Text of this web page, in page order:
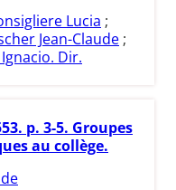
Lucia ;
Jean-Claude;
Dir.
p. 3-5. Groupes
au collège.